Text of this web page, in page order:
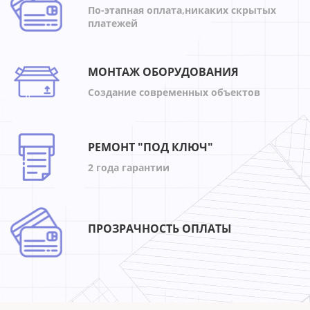
По-этапная оплата,никаких скрытых
платежей
МОНТАЖ ОБОРУДОВАНИЯ
Создание современных объектов
РЕМОНТ "ПОД КЛЮЧ"
2 года гарантии
ПРОЗРАЧНОСТЬ ОПЛАТЫ